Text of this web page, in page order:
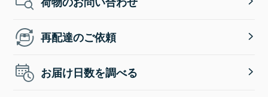
再配達のご依頼
お届け日数を調べる